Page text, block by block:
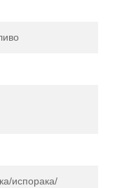
испорака/